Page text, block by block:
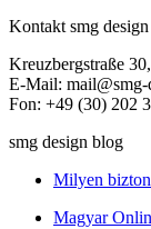
Kontakt smg design
Kreuzbergstraße
E-Mail: mail@smg-
Fon: +49 (30) 202
smg design blog
Milyen
Magyar